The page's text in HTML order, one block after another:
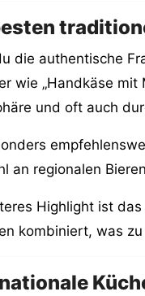
die authentische
wie „Handkäse mit
und oft auch
an regionalen
Highlight ist
kombiniert, was